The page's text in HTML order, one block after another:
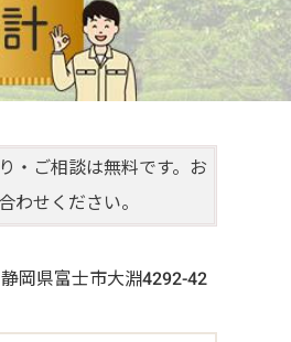
・ご相談は無料です。お
わせください。
岡県富士市大淵4292-42